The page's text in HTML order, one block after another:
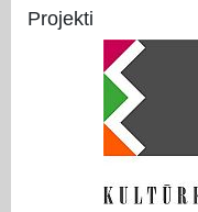
Projekti